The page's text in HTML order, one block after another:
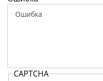
CAPTCHA